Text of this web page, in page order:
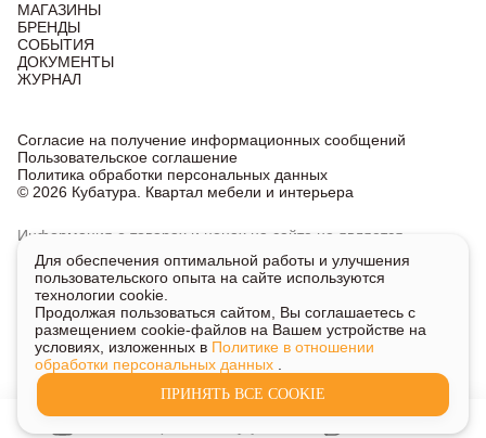
МАГАЗИНЫ
БРЕНДЫ
СОБЫТИЯ
ДОКУМЕНТЫ
ЖУРНАЛ
© 2026 Кубатура. Квартал мебели и интерьера
Согласие на получение информационных сообщений
Пользовательское соглашение
Политика обработки персональных данных
Информация о товарах и ценах на сайте не является
публичной офертой, носит исключительно информационный
характер.
Для получения подробной информации о наличии
и стоимости указанных товаров и услуг напишите или
позвоните нам.
Для обеспечения оптимальной работы и улучшения
пользовательского опыта на сайте используются
технологии cookie.
Продолжая пользоваться сайтом, Вы соглашаетесь с
размещением cookie-файлов на Вашем устройстве на
условиях, изложенных в Политике в отношении
обработки персональных данных
ПРИНЯТЬ ВСЕ COOKIE